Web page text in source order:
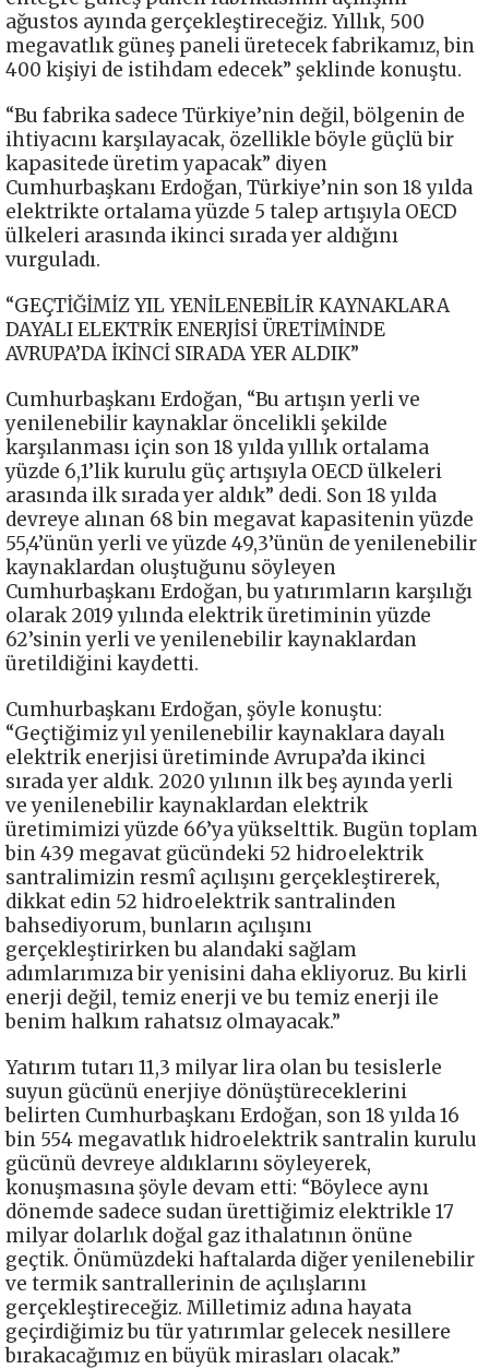
ağustos ayında gerçekleştireceğiz. Yıllık, 500
megavatlık güneş paneli üretecek fabrikamız, bin
400 kişiyi de istihdam edecek” şeklinde konuştu.
“Bu fabrika sadece Türkiye’nin değil, bölgenin de
ihtiyacını karşılayacak, özellikle böyle güçlü bir
kapasitede üretim yapacak” diyen
Cumhurbaşkanı Erdoğan, Türkiye’nin son 18 yılda
elektrikte ortalama yüzde 5 talep artışıyla OECD
ülkeleri arasında ikinci sırada yer aldığını
vurguladı.
“GEÇTİĞİMİZ YIL YENİLENEBİLİR KAYNAKLARA
DAYALI ELEKTRİK ENERJİSİ ÜRETİMİNDE
AVRUPA’DA İKİNCİ SIRADA YER ALDIK”
Cumhurbaşkanı Erdoğan, “Bu artışın yerli ve
yenilenebilir kaynaklar öncelikli şekilde
karşılanması için son 18 yılda yıllık ortalama
yüzde 6,1’lik kurulu güç artışıyla OECD ülkeleri
arasında ilk sırada yer aldık” dedi. Son 18 yılda
devreye alınan 68 bin megavat kapasitenin yüzde
55,4’ünün yerli ve yüzde 49,3’ünün de yenilenebilir
kaynaklardan oluştuğunu söyleyen
Cumhurbaşkanı Erdoğan, bu yatırımların karşılığı
olarak 2019 yılında elektrik üretiminin yüzde
62’sinin yerli ve yenilenebilir kaynaklardan
üretildiğini kaydetti.
Cumhurbaşkanı Erdoğan, şöyle konuştu:
“Geçtiğimiz yıl yenilenebilir kaynaklara dayalı
elektrik enerjisi üretiminde Avrupa’da ikinci
sırada yer aldık. 2020 yılının ilk beş ayında yerli
ve yenilenebilir kaynaklardan elektrik
üretimimizi yüzde 66’ya yükselttik. Bugün toplam
bin 439 megavat gücündeki 52 hidroelektrik
santralimizin resmî açılışını gerçekleştirerek,
dikkat edin 52 hidroelektrik santralinden
bahsediyorum, bunların açılışını
gerçekleştirirken bu alandaki sağlam
adımlarımıza bir yenisini daha ekliyoruz. Bu kirli
enerji değil, temiz enerji ve bu temiz enerji ile
benim halkım rahatsız olmayacak.”
Yatırım tutarı 11,3 milyar lira olan bu tesislerle
suyun gücünü enerjiye dönüştüreceklerini
belirten Cumhurbaşkanı Erdoğan, son 18 yılda 16
bin 554 megavatlık hidroelektrik santralin kurulu
gücünü devreye aldıklarını söyleyerek,
konuşmasına şöyle devam etti: “Böylece aynı
dönemde sadece sudan ürettiğimiz elektrikle 17
milyar dolarlık doğal gaz ithalatının önüne
geçtik. Önümüzdeki haftalarda diğer yenilenebilir
ve termik santrallerinin de açılışlarını
gerçekleştireceğiz. Milletimiz adına hayata
geçirdiğimiz bu tür yatırımlar gelecek nesillere
bırakacağımız en büyük mirasları olacak.”